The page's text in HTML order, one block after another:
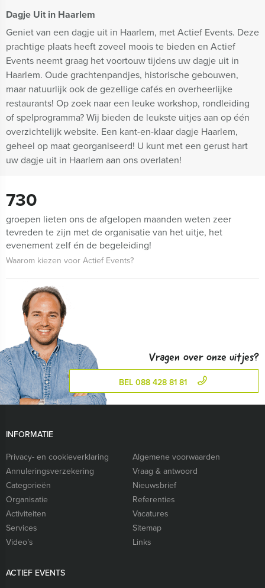
Dagje Uit in Haarlem
Geniet van een dagje uit in Haarlem, met Actief Events. Deze
prachtige plaats heeft zoveel moois te bieden en Actief
Events neemt graag het voortouw tijdens uw dagje uit in
Haarlem. Oude grachtenpandjes, historische gebouwen,
maar natuurlijk ook de gezellige cafés en overheerlijke
restaurants! Op zoek naar een leuke workshop, rondleiding
of spelprogramma? Wij bieden de leukste uitjes aan op één
overzichtelijk website. Een kant-en-klaar dagje Haarlem,
geheel op maat georganiseerd! U kunt met een gerust hart
uw dagje uit in Haarlem aan ons overlaten!
730
groepen lieten ons de afgelopen maanden weten zeer
tevreden te zijn met de organisatie van het uitje, het
evenement zelf én de begeleiding!
Waarom kiezen voor Actief Events?
Vragen over onze uitjes?
BEL 088 428 81 81
INFORMATIE
Privacy- en cookieverklaring
Algemene voorwaarden
Annuleringsverzekering
Vraag & antwoord
Categorieën
Nieuwsbrief
Organisatie
Referenties
Activiteiten
Vacatures
Services
Sitemap
Video’s
Links
ACTIEF EVENTS